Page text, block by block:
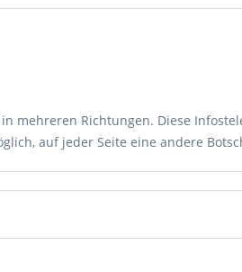
mehreren Richtungen. Diese
auf jeder Seite eine andere